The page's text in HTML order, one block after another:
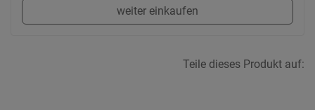
weiter einkaufen
Teile dieses Produkt auf: